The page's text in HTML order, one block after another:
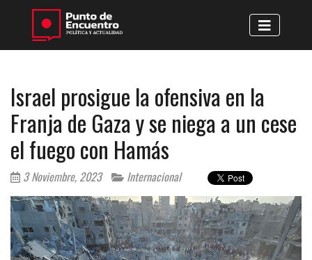
Israel prosigue la ofensiva en la
Franja de Gaza y se niega a un cese
el fuego con Hamás
3 Noviembre, 2023 Internacional